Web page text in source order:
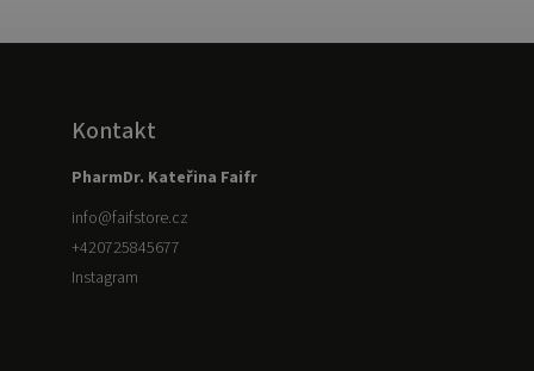
Kontakt
PharmDr. Kateřina Faifr
info@faifstore.cz
+420725845677
Instagram